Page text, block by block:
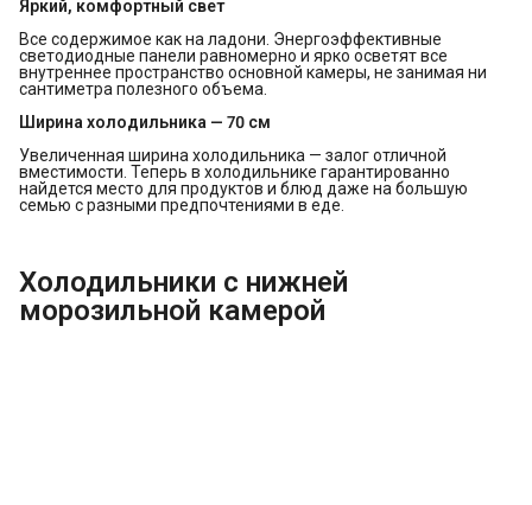
Яркий, комфортный свет
Все содержимое как на ладони. Энергоэффективные
светодиодные панели равномерно и ярко осветят все
внутреннее пространство основной камеры, не занимая ни
сантиметра полезного объема.
Ширина холодильника — 70 см
Увеличенная ширина холодильника — залог отличной
вместимости. Теперь в холодильнике гарантированно
найдется место для продуктов и блюд даже на большую
семью с разными предпочтениями в еде.
Холодильники с нижней
морозильной камерой